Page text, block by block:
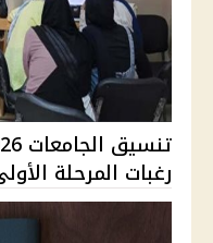
رغبات المرحلة